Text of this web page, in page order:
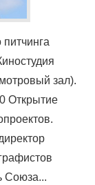
зал).
Открытие
Союза...